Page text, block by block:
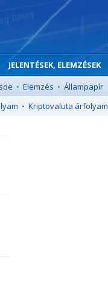
JELENTÉSEK, ELEMZÉSEK
• Elemzés • Állampapír
• Kriptovaluta árfolyam